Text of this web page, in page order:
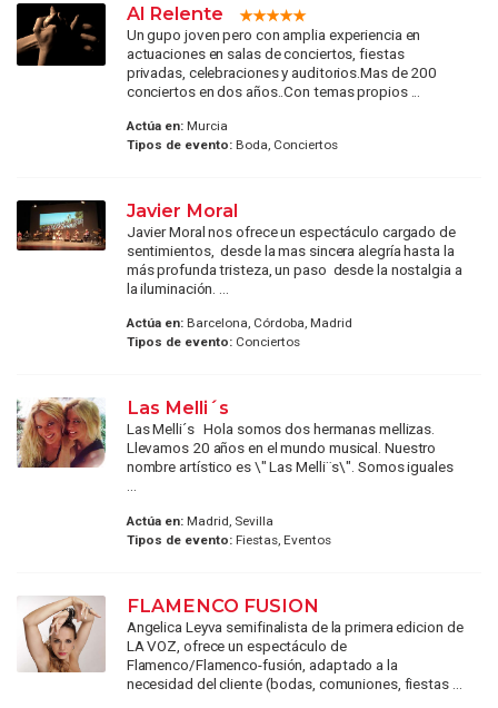
Al Relente
Un gupo joven pero con amplia experiencia en
actuaciones en salas de conciertos, fiestas
privadas, celebraciones y auditorios.Mas de 200
conciertos en dos años..Con temas propios ...
Actúa en:Murcia
Tipos de evento:Boda, Conciertos
Javier Moral
Javier Moral nos ofrece un espectáculo cargado de
sentimientos, desde la mas sincera alegría hasta la
más profunda tristeza, un paso desde la nostalgia a
la iluminación. ...
Actúa en:Barcelona, Córdoba, Madrid
Tipos de evento:Conciertos
Las Melli´s
Las Melli´s Hola somos dos hermanas mellizas.
Llevamos 20 años en el mundo musical. Nuestro
nombre artístico es \" Las Melli¨s\". Somos iguales
...
Actúa en:Madrid, Sevilla
Tipos de evento:Fiestas, Eventos
FLAMENCO FUSION
Angelica Leyva semifinalista de la primera edicion de
LA VOZ, ofrece un espectáculo de
Flamenco/Flamenco-fusión, adaptado a la
necesidad del cliente (bodas, comuniones, fiestas ...